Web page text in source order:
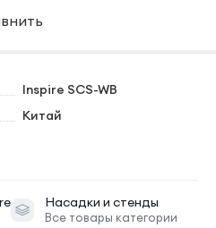
Inspire SCS-WB
Китай
Насадки и стенды
Все товары категории